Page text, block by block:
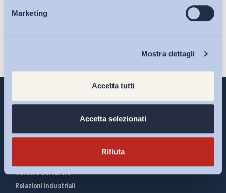
Marketing
Mostra dettagli
Accetta tutti
Accetta selezionati
Rifiuta
EventiIscriviti
Interventi ADAPT
Relazioni industriali